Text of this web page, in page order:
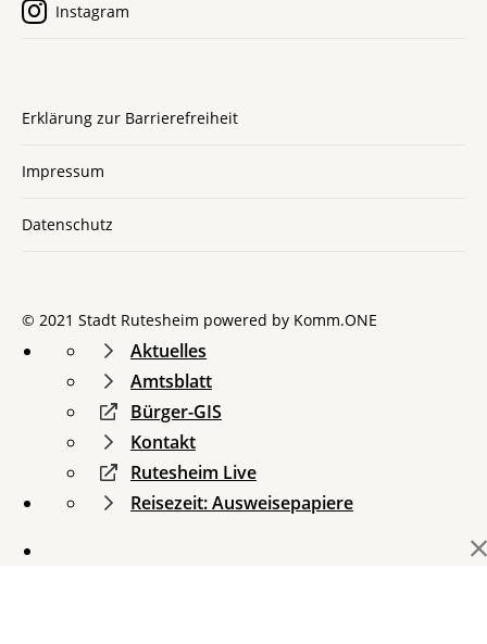
Instagram
Erklärung zur Barrierefreiheit
Impressum
Datenschutz
© 2021 Stadt Rutesheim powered by Komm.ONE
Aktuelles
Amtsblatt
Bürger-GIS
Kontakt
Rutesheim Live
Reisezeit: Ausweisepapiere